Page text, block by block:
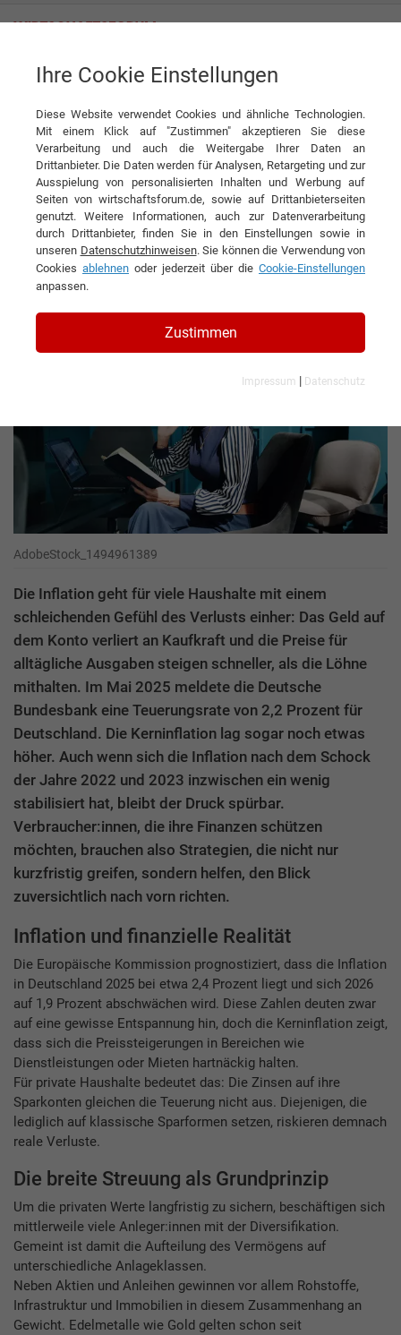
News
Finanzen
News
DIESEN ARTIKEL EMPFEHLEN
Werte erhalten trotz Inflation:
Sinnvolle Strategien für die
privaten Finanzen
AdobeStock_1494961389
Die Inflation geht für viele Haushalte mit einem
schleichenden Gefühl des Verlusts einher: Das Geld auf
dem Konto verliert an Kaufkraft und die Preise für
alltägliche Ausgaben steigen schneller, als die Löhne
mithalten. Im Mai 2025 meldete die Deutsche
Bundesbank eine Teuerungsrate von 2,2 Prozent für
Deutschland. Die Kerninflation lag sogar noch etwas
höher. Auch wenn sich die Inflation nach dem Schock
der Jahre 2022 und 2023 inzwischen ein wenig
stabilisiert hat, bleibt der Druck spürbar.
Verbraucher:innen, die ihre Finanzen schützen
möchten, brauchen also Strategien, die nicht nur
kurzfristig greifen, sondern helfen, den Blick
zuversichtlich nach vorn richten.
Inflation und finanzielle Realität
Die Europäische Kommission prognostiziert, dass die Inflation
in Deutschland 2025 bei etwa 2,4 Prozent liegt und sich 2026
auf 1,9 Prozent abschwächen wird. Diese Zahlen deuten zwar
auf eine gewisse Entspannung hin, doch die Kerninflation zeigt,
dass sich die Preissteigerungen in Bereichen wie
Dienstleistungen oder Mieten hartnäckig halten.
Für private Haushalte bedeutet das: Die Zinsen auf ihre
Sparkonten gleichen die Teuerung nicht aus. Diejenigen, die
lediglich auf klassische Sparformen setzen, riskieren demnach
reale Verluste.
Die breite Streuung als Grundprinzip
Um die privaten Werte langfristig zu sichern, beschäftigen sich
mittlerweile viele Anleger:innen mit der Diversifikation.
Gemeint ist damit die Aufteilung des Vermögens auf
unterschiedliche Anlageklassen.
Neben Aktien und Anleihen gewinnen vor allem Rohstoffe,
Infrastruktur und Immobilien in diesem Zusammenhang an
Gewicht. Edelmetalle wie Gold gelten schon seit
Ihre Cookie Einstellungen
Diese Website verwendet Cookies und ähnliche Technologien.
Mit einem Klick auf "Zustimmen" akzeptieren Sie diese
Verarbeitung und auch die Weitergabe Ihrer Daten an
Drittanbieter. Die Daten werden für Analysen, Retargeting und zur
Ausspielung von personalisierten Inhalten und Werbung auf
Seiten von wirtschaftsforum.de, sowie auf Drittanbieterseiten
genutzt. Weitere Informationen, auch zur Datenverarbeitung
durch Drittanbieter, finden Sie in den Einstellungen sowie in
unseren Datenschutzhinweisen. Sie können die Verwendung von
Cookies ablehnen oder jederzeit über die Cookie-Einstellungen
anpassen.
Zustimmen
Impressum | Datenschutz